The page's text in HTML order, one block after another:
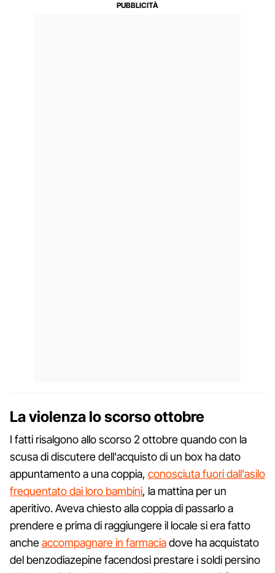
La violenza lo scorso ottobre
I fatti risalgono allo scorso 2 ottobre quando con la
scusa di discutere dell'acquisto di un box ha dato
appuntamento a una coppia, conosciuta fuori dall'asilo
frequentato dai loro bambini, la mattina per un
aperitivo. Aveva chiesto alla coppia di passarlo a
prendere e prima di raggiungere il locale si era fatto
ancheaccompagnare in farmaciadove ha acquistato
del benzodiazepine facendosi prestare i soldi persino